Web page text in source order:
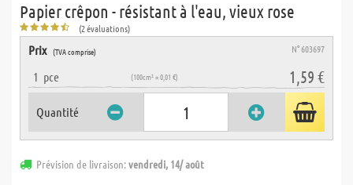
Papier crêpon - résistant à l'eau, vieux rose
(2 évaluations)
Prix (TVA comprise) N° 603697
1 pce (100cm² = 0,01 €) 1,59 €
Quantité
Prévision de livraison:vendredi, 14/ août